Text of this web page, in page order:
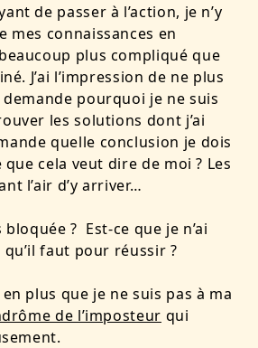
de passer à l’action, je n’y
mes connaissances en
plus compliqué que
J’ai l’impression de ne plus
demande pourquoi je ne suis
les solutions dont j’ai
quelle conclusion je dois
que cela veut dire de moi ? Les
l’air d’y arriver…
? Est-ce que je n’ai
faut pour réussir ?
plus que je ne suis pas à ma
de l’imposteur qui